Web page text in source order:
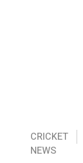
CRICKET
NEWS